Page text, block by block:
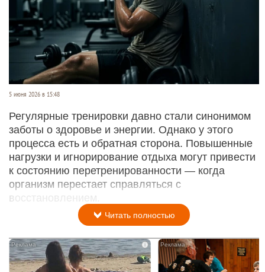
5 июня 2026 в 15:48
Регулярные тренировки давно стали синонимом
заботы о здоровье и энергии. Однако у этого
процесса есть и обратная сторона. Повышенные
нагрузки и игнорирование отдыха могут привести
к состоянию перетренированности — когда
организм перестает справляться с
восстановлением.
Читать полностью
i